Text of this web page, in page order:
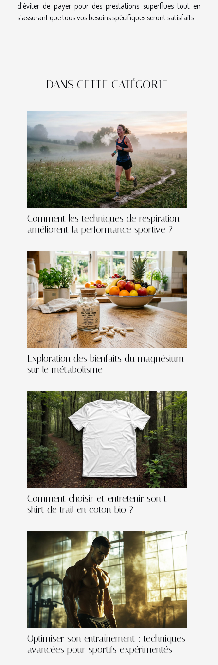
d’éviter de payer pour des prestations superflues tout en
s’assurant que tous vos besoins spécifiques seront satisfaits.
DANS CETTE CATÉGORIE
Comment les techniques de respiration
améliorent la performance sportive ?
Exploration des bienfaits du magnésium
sur le métabolisme
Comment choisir et entretenir son t-
shirt de trail en coton bio ?
Optimiser son entraînement : techniques
avancées pour sportifs expérimentés